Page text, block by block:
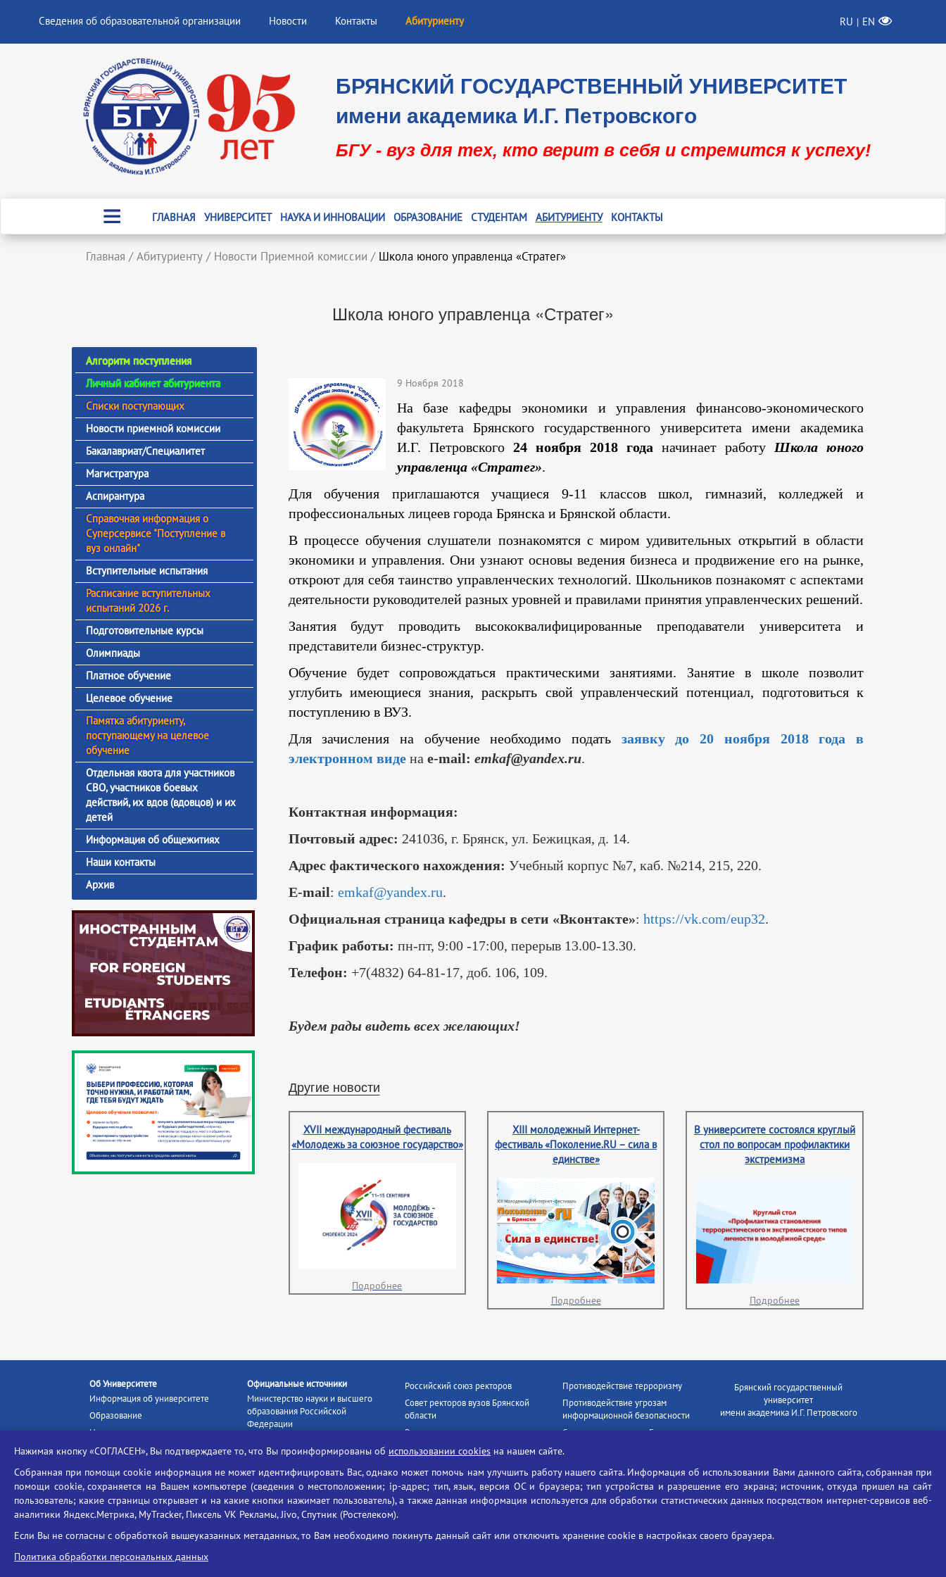
Сведения об образовательной организации Новости Контакты Абитуриенту RU | EN
БРЯНСКИЙ ГОСУДАРСТВЕННЫЙ УНИВЕРСИТЕТ
имени академика И.Г. Петровского
БГУ - вуз для тех, кто верит в себя и стремится к успеху!
ГЛАВНАЯ УНИВЕРСИТЕТ НАУКА И ИННОВАЦИИ ОБРАЗОВАНИЕ СТУДЕНТАМ АБИТУРИЕНТУ КОНТАКТЫ
Главная / Абитуриенту / Новости Приемной комиссии / Школа юного управленца «Стратег»
Школа юного управленца «Стратег»
Алгоритм поступления
Личный кабинет абитуриента
Списки поступающих
Новости приемной комиссии
Бакалавриат/Специалитет
Магистратура
Аспирантура
Справочная информация о
Суперсервисе "Поступление в
вуз онлайн"
Вступительные испытания
Расписание вступительных
испытаний 2026 г.
Подготовительные курсы
Олимпиады
Платное обучение
Целевое обучение
Памятка абитуриенту,
поступающему на целевое
обучение
Отдельная квота для участников
СВО, участников боевых
действий, их вдов (вдовцов) и их
детей
Информация об общежитиях
Наши контакты
Архив
9 Ноября 2018
На базе кафедры экономики и управления финансово-экономического
факультета Брянского государственного университета имени академика
И.Г. Петровского 24 ноября 2018 года начинает работу Школа юного
управленца «Стратег».
Для обучения приглашаются учащиеся 9-11 классов школ, гимназий, колледжей и
профессиональных лицеев города Брянска и Брянской области.
В процессе обучения слушатели познакомятся с миром удивительных открытий в области
экономики и управления. Они узнают основы ведения бизнеса и продвижение его на рынке,
откроют для себя таинство управленческих технологий. Школьников познакомят с аспектами
деятельности руководителей разных уровней и правилами принятия управленческих решений.
Занятия будут проводить высококвалифицированные преподаватели университета и
представители бизнес-структур.
Обучение будет сопровождаться практическими занятиями. Занятие в школе позволит
углубить имеющиеся знания, раскрыть свой управленческий потенциал, подготовиться к
поступлению в ВУЗ.
Для зачисления на обучение необходимо подать
заявку до 20 ноября 2018 года в
электронном видена e-mail: emkaf@yandex.ru.
Контактная информация:
Почтовый адрес: 241036, г. Брянск, ул. Бежицкая, д. 14.
Адрес фактического нахождения: Учебный корпус №7, каб. №214, 215, 220.
E-mail: emkaf@yandex.ru.
Официальная страница кафедры в сети «Вконтакте»: https://vk.com/eup32.
График работы: пн-пт, 9:00 -17:00, перерыв 13.00-13.30.
Телефон: +7(4832) 64-81-17, доб. 106, 109.
Будем рады видеть всех желающих!
Другие новости
XVII международный фестиваль
«Молодежь за союзное государство»
Подробнее
XIII молодежный Интернет-
фестиваль «Поколение.RU – сила в
единстве»
Подробнее
В университете состоялся круглый
стол по вопросам профилактики
экстремизма
Подробнее
Об Университете
Информация об университете
Образование
Наука и инновации
Абитуриенту
Ассоциация выпускников
Центр тестирования
иностранных граждан
Конкурс на замещение
должностей научно-
педагогических работников
Официальные источники
Министерство науки и высшего
образования Российской
Федерации
Портал «Российское
образование»
Единое окно информационных
ресурсов
Единая коллекция цифровых
образовательных ресурсов
Российский союз ректоров
Совет ректоров вузов Брянской
области
Росстудцентр
Наши партнёры
Портал «Русский язык»
Учительская газета
Единый портал государственных
Противодействие терроризму
Противодействие угрозам
информационной безопасности
Социальные ролики - Генеральная
БГУ против наркотиков
Брянский государственный
университет
имени академика И.Г. Петровского
Телефон: +7(4832)58-90-85
Нажимая кнопку «СОГЛАСЕН», Вы подтверждаете то, что Вы проинформированы об использовании cookies на нашем сайте.
Собранная при помощи cookie информация не может идентифицировать Вас, однако может помочь нам улучшить работу нашего сайта. Информация об использовании Вами данного сайта, собранная при
помощи cookie, сохраняется на Вашем компьютере (сведения о местоположении; ip-адрес; тип, язык, версия ОС и браузера; тип устройства и разрешение его экрана; источник, откуда пришел на сайт
пользователь; какие страницы открывает и на какие кнопки нажимает пользователь), а также данная информация используется для обработки статистических данных посредством интернет-сервисов веб-
аналитики Яндекс.Метрика, MyTracker, Пиксель VK Рекламы, Jivo, Спутник (Ростелеком).
Если Вы не согласны с обработкой вышеуказанных метаданных, то Вам необходимо покинуть данный сайт или отключить хранение cookie в настройках своего браузера.
Политика обработки персональных данных